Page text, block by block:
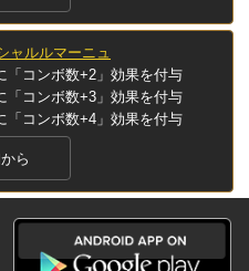
ャルルマーニュ
「コンボ数+2」効果を付与
「コンボ数+3」効果を付与
「コンボ数+4」効果を付与
ら